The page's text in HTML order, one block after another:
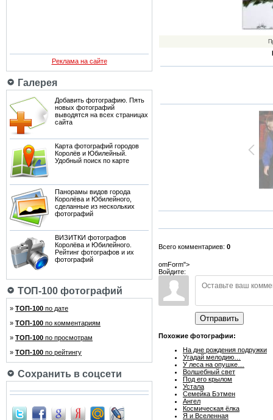
Реклама на сайте
Галерея
Добавить фотографию. Пять
новых фотографий
выводятся на всех страницах
сайта
Карта фотографий городов
Королёв и Юбилейный.
Удобный поиск по карте
Панорамы видов города
Королёва и Юбилейного,
сделанные из нескольких
фотографий
ВИЗИТКИ фотографов
Королёва и Юбилейного.
Рейтинг фотографов и их
фотографий
ТОП-100 фотографий
» ТОП-100 по дате
» ТОП-100 по комментариям
» ТОП-100 по просмотрам
» ТОП-100 по рейтингу
Сохранить в соцсети
Всего комментариев: 0
omForm">
Войдите:
Отправить
Похожие фотографии:
На дне рождения подружки
Угадай мелодию…
У леса на опушке…
Волшебный свет
Под его крылом
Устала
Семейка Бэтмен
Ангел
Космическая ёлка
Я и Вселенная